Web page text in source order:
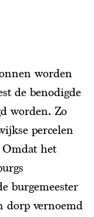
worden
de benodigde
worden. Zo
percelen
Omdat het
burgemeester
dorp vernoemd